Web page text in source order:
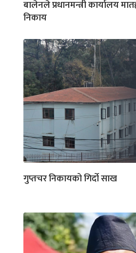
बालेनले प्रधानमन्त्री कार्यालय
निकाय
गुप्तचर निकायको गिर्दो साख